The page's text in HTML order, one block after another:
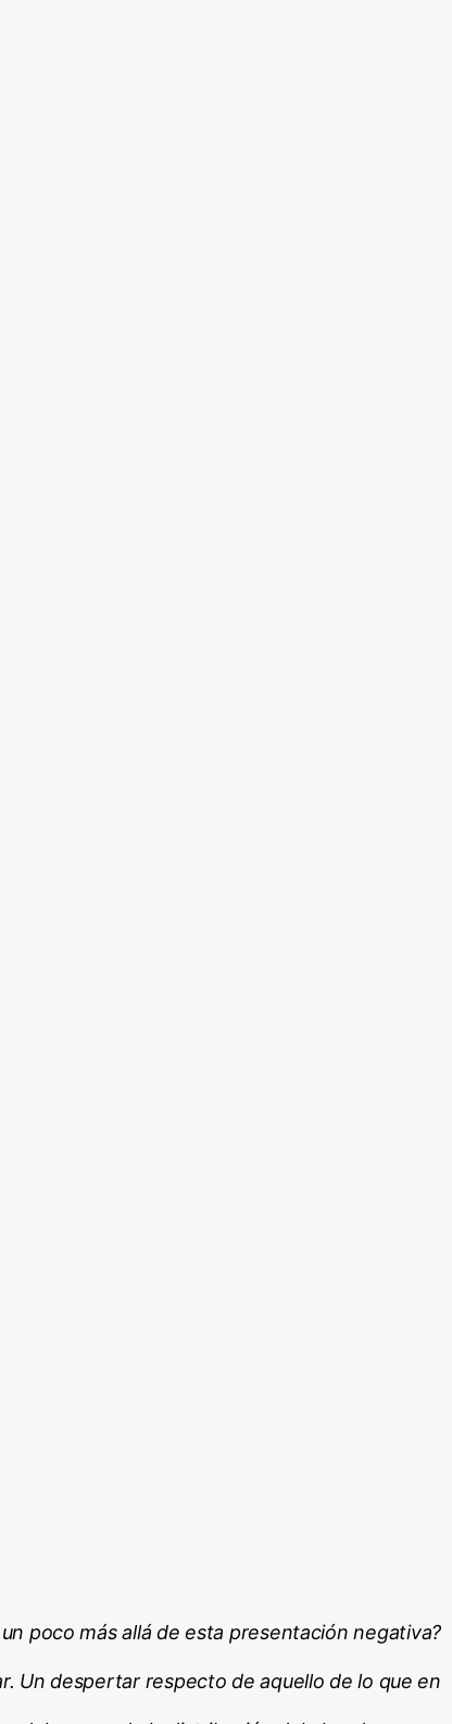
poco más allá de esta presentación negativa?
Un despertar respecto de aquello de lo que en